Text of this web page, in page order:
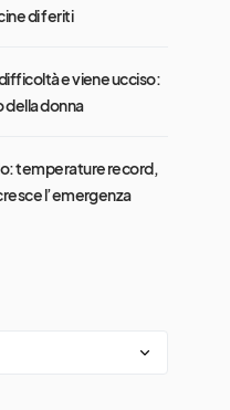
di feriti
e viene ucciso:
della donna
temperature record,
l’emergenza